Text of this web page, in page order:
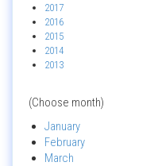
2017
2016
2015
2014
2013
(Choose month)
January
February
March